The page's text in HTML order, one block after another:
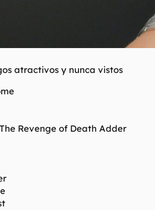
atractivos y nunca vistos
Revenge of Death Adder